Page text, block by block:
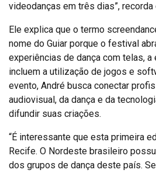
videodanças em três dias”, recorda
Ele explica que o termo
nome do Guiar porque o festival
experiências de dança com telas, a
incluem a utilização de jogos e
evento, André busca conectar
audiovisual, da dança e da
difundir suas criações.
“É interessante que esta primeira
Recife. O Nordeste brasileiro
dos grupos de dança deste país.